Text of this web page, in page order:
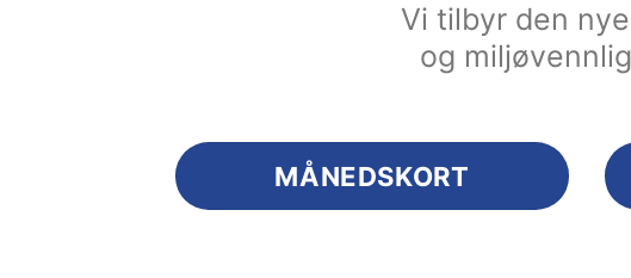
Vi tilbyr den
og
MÅNEDSKORT